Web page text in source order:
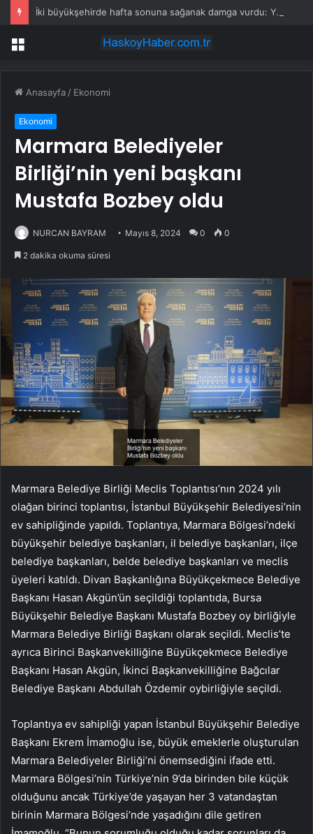
İki büyükşehirde hafta sonuna sağanak damga vurdu: Yollar kapandı, araçlar mahsur kaldı
Menü
Anasayfa / Ekonomi
Ekonomi
Marmara Belediyeler
Birliği’nin yeni başkanı
Mustafa Bozbey oldu
NURCAN BAYRAM Mayıs 8, 2024 0 0
2 dakika okuma süresi
Marmara Belediye Birliği Meclis Toplantısı’nın 2024 yılı
olağan birinci toplantısı, İstanbul Büyükşehir Belediyesi’nin
ev sahipliğinde yapıldı. Toplantıya, Marmara Bölgesi’ndeki
büyükşehir belediye başkanları, il belediye başkanları, ilçe
belediye başkanları, belde belediye başkanları ve meclis
üyeleri katıldı. Divan Başkanlığına Büyükçekmece Belediye
Başkanı Hasan Akgün’ün seçildiği toplantıda, Bursa
Büyükşehir Belediye Başkanı Mustafa Bozbey oy birliğiyle
Marmara Belediye Birliği Başkanı olarak seçildi. Meclis’te
ayrıca Birinci Başkanvekilliğine Büyükçekmece Belediye
Başkanı Hasan Akgün, İkinci Başkanvekilliğine Bağcılar
Belediye Başkanı Abdullah Özdemir oybirliğiyle seçildi.
Toplantıya ev sahipliği yapan İstanbul Büyükşehir Belediye
Başkanı Ekrem İmamoğlu ise, büyük emeklerle oluşturulan
Marmara Belediyeler Birliği’ni önemsediğini ifade etti.
Marmara Bölgesi’nin Türkiye’nin 9’da birinden bile küçük
olduğunu ancak Türkiye’de yaşayan her 3 vatandaştan
birinin Marmara Bölgesi’nde yaşadığını dile getiren